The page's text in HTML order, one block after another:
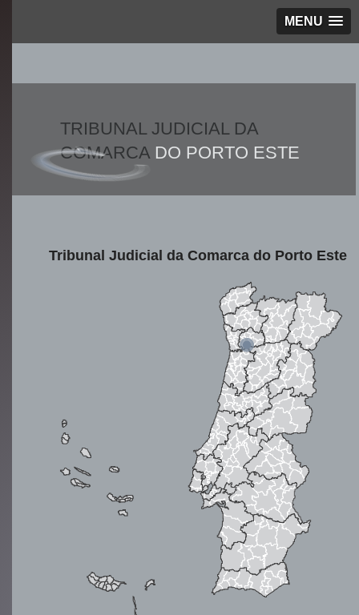
MENU
TRIBUNAL JUDICIAL DA
COMARCADO PORTO ESTE
Tribunal Judicial da Comarca do Porto Este